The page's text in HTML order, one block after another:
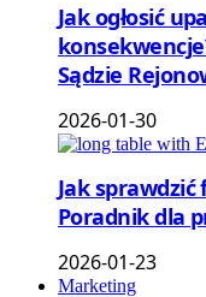
Jak ogłosić
Sądzie
2026-01-30
Jak
Poradnik dla
2026-01-23
Marketing